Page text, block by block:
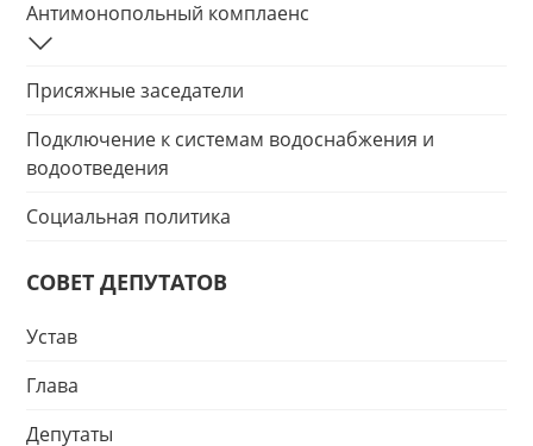
Антимонопольный комплаенс
Присяжные заседатели
Подключение к системам водоснабжения и
водоотведения
Социальная политика
СОВЕТ ДЕПУТАТОВ
Устав
Глава
Депутаты